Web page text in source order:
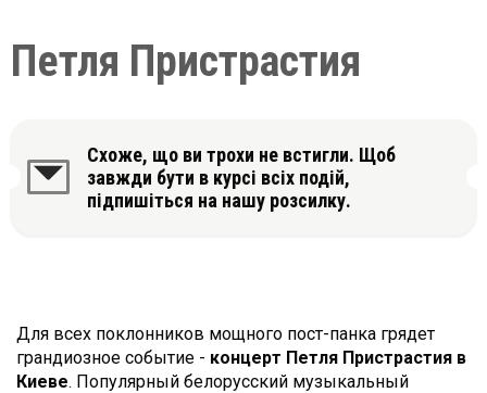
Петля Пристрастия
Схоже, що ви трохи не встигли. Щоб
завжди бути в курсі всіх подій,
підпишіться на нашу розсилку.
Для всех поклонников мощного пост-панка грядет
грандиозное событие - концерт Петля Пристрастия в
Киеве. Популярный белорусский музыкальный